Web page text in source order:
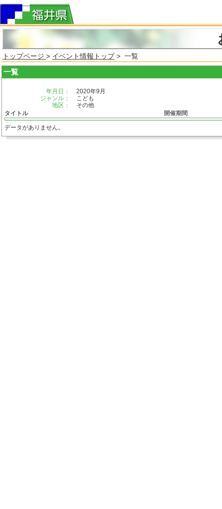
トップページ > イベント情報トップ> 一覧
一覧
年月日：
2020年9月
ジャンル：
こども
地区：
その他
タイトル
開催期間
データがありません。